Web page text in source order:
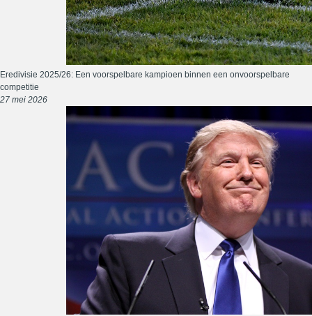
Eredivisie 2025/26: Een voorspelbare kampioen binnen een onvoorspelbare
competitie
27 mei 2026